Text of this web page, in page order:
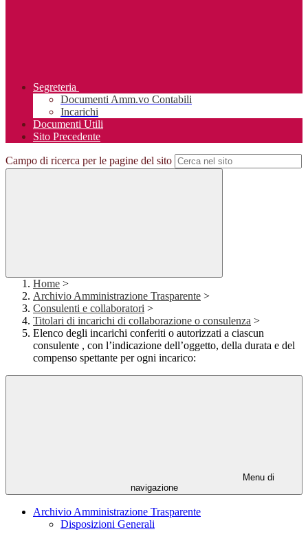
Segreteria
Documenti Amm.vo Contabili
Incarichi
Documenti Utili
Sito Precedente
Campo di ricerca per le pagine del sito
Home >
Archivio Amministrazione Trasparente >
Consulenti e collaboratori >
Titolari di incarichi di collaborazione o consulenza >
Elenco degli incarichi conferiti o autorizzati a ciascun
consulente , con l’indicazione dell’oggetto, della durata e del
compenso spettante per ogni incarico:
Menu di
navigazione
Archivio Amministrazione Trasparente
Disposizioni Generali